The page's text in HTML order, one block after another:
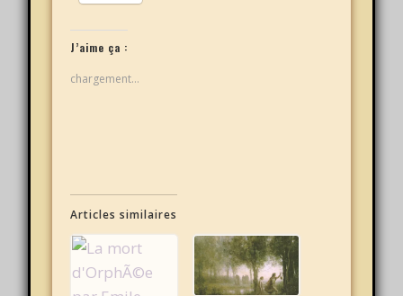
J’aime ça :
chargement…
Articles similaires